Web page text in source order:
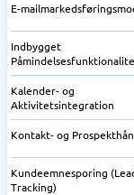
E-
Indbygget
Kalender- og
Aktivitetsintegration
Kontakt- og
Kundeemnesporing
Tracking)